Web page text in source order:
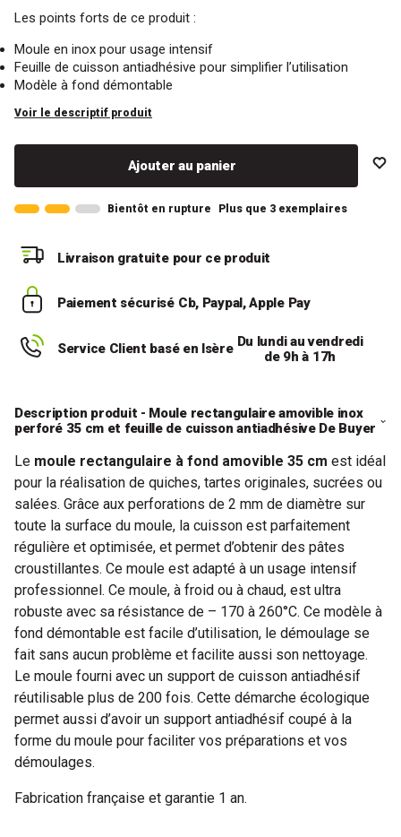
Les points forts de ce produit :
Moule en inox pour usage intensif
Feuille de cuisson antiadhésive pour simplifier l’utilisation
Modèle à fond démontable
Voir le descriptif produit
Ajouter au panier
Bientôt en rupture Plus que 3 exemplaires
Livraison gratuite pour ce produit
Paiement sécurisé Cb, Paypal, Apple Pay
Service Client basé en Isère Du lundi au vendredi
de 9h à 17h
Description produit - Moule rectangulaire amovible inox
perforé 35 cm et feuille de cuisson antiadhésive De Buyer
Le moule rectangulaire à fond amovible 35 cm est idéal
pour la réalisation de quiches, tartes originales, sucrées ou
salées. Grâce aux perforations de 2 mm de diamètre sur
toute la surface du moule, la cuisson est parfaitement
régulière et optimisée, et permet d’obtenir des pâtes
croustillantes. Ce moule est adapté à un usage intensif
professionnel. Ce moule, à froid ou à chaud, est ultra
robuste avec sa résistance de – 170 à 260°C. Ce modèle à
fond démontable est facile d’utilisation, le démoulage se
fait sans aucun problème et facilite aussi son nettoyage.
Le moule fourni avec un support de cuisson antiadhésif
réutilisable plus de 200 fois. Cette démarche écologique
permet aussi d’avoir un support antiadhésif coupé à la
forme du moule pour faciliter vos préparations et vos
démoulages.
Fabrication française et garantie 1 an.